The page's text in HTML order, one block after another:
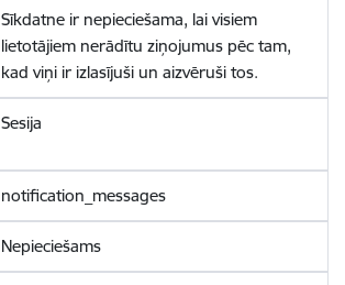
Sīkdatne ir nepieciešama, lai visiem
lietotājiem nerādītu ziņojumus pēc tam,
kad viņi ir izlasījuši un aizvēruši tos.
Sesija
notification_messages
Nepieciešams